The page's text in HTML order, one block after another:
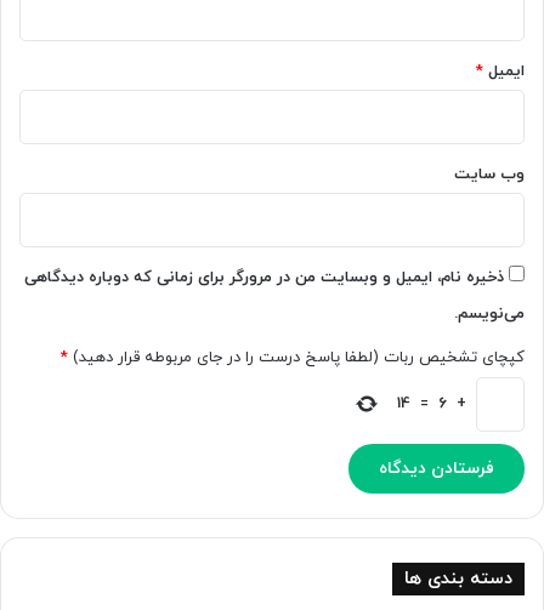
ب
د
ا
ز
گ
ر
م
م
ی
ک
ن
د
د
ل
ه
ش
ص
و
ع
G
m
ر
ا
ئ
ایمیل *
وب‌ سایت
ذخیره نام، ایمیل و وبسایت من در مرورگر برای زمانی که دوباره دیدگاهی
می‌نویسم.
کپچای تشخیص ربات (لطفا پاسخ درست را در جای مربوطه قرار دهید) *
+
6
=
14
دسته بندی ها